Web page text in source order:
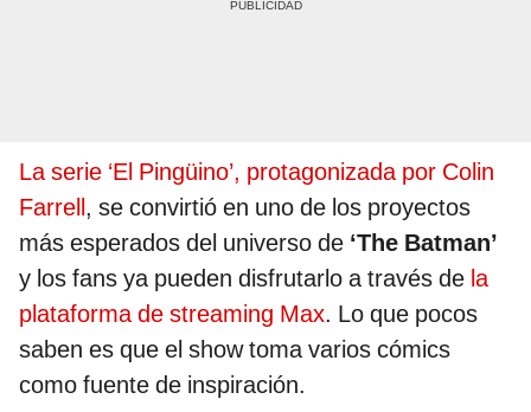
La serie ‘El Pingüino’, protagonizada por Colin
Farrell, se convirtió en uno de los proyectos
más esperados del universo de ‘The Batman’
y los fans ya pueden disfrutarlo a través de la
plataforma de streaming Max. Lo que pocos
saben es que el show toma varios cómics
como fuente de inspiración.